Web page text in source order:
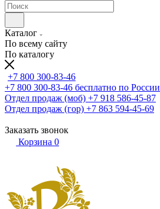
Каталог
По всему сайту
По каталогу
+7 800 300-83-46
+7 800 300-83-46 бесплатно по России
Отдел продаж (моб) +7 918 586-45-87
Отдел продаж (гор) +7 863 594-45-69
Заказать звонок
Корзина 0